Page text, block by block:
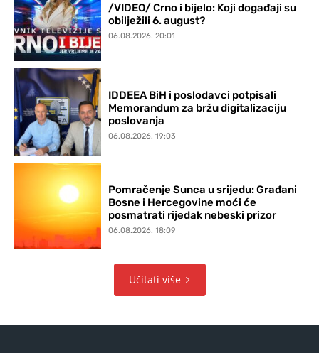
/VIDEO/ Crno i bijelo: Koji događaji su
obilježili 6. august?
06.08.2026. 20:01
IDDEEA BiH i poslodavci potpisali
Memorandum za bržu digitalizaciju
poslovanja
06.08.2026. 19:03
Pomračenje Sunca u srijedu: Građani
Bosne i Hercegovine moći će
posmatrati rijedak nebeski prizor
06.08.2026. 18:09
Učitati više